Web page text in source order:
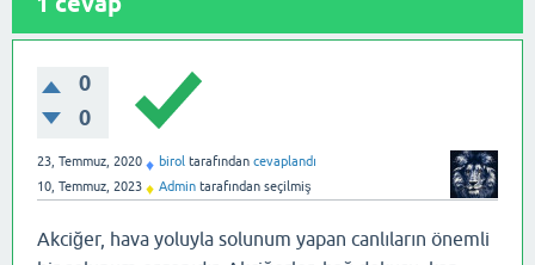
0
0
23, Temmuz, 2020 ♦ birol tarafından cevaplandı
10, Temmuz, 2023 ♦ Admin tarafından seçilmiş
Akciğer, hava yoluyla solunum yapan canlıların önemli